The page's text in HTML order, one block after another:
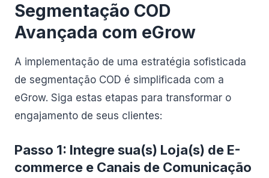
Segmentação COD
Avançada com eGrow
A implementação de uma estratégia sofisticada
de segmentação COD é simplificada com a
eGrow. Siga estas etapas para transformar o
engajamento de seus clientes:
Passo 1: Integre sua(s) Loja(s) de E-
commerce e Canais de Comunicação